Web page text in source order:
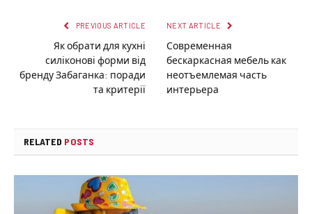
PREVIOUS ARTICLE
Як обрати для кухні
силіконові форми від
бренду Забаганка: поради
та критерії
NEXT ARTICLE
Современная
бескаркасная мебель как
неотъемлемая часть
интерьера
RELATED POSTS